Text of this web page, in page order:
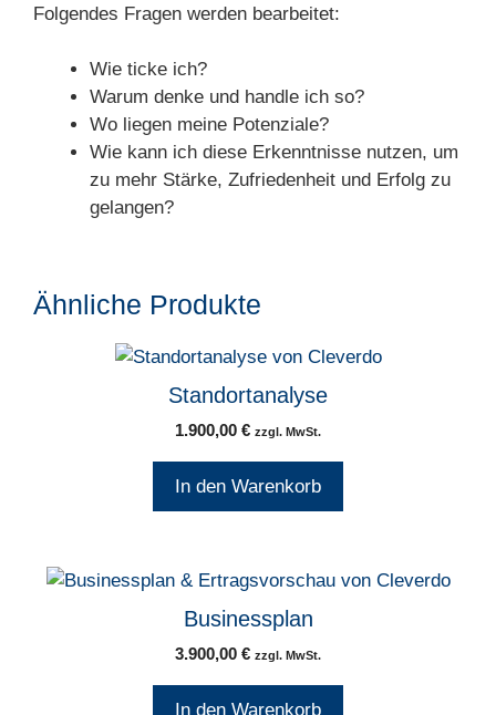
Folgendes Fragen werden bearbeitet:
Wie ticke ich?
Warum denke und handle ich so?
Wo liegen meine Potenziale?
Wie kann ich diese Erkenntnisse nutzen, um
zu mehr Stärke, Zufriedenheit und Erfolg zu
gelangen?
Ähnliche Produkte
Standortanalyse
1.900,00 € zzgl. MwSt.
In den Warenkorb
Businessplan
3.900,00 € zzgl. MwSt.
In den Warenkorb